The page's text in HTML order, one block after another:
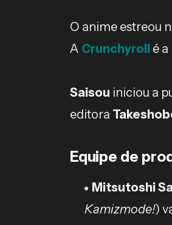
O anime estreou
A Crunchyroll é
Saisou iniciou a
editora
Equipe de
Mitsutoshi
Kamizmode!)